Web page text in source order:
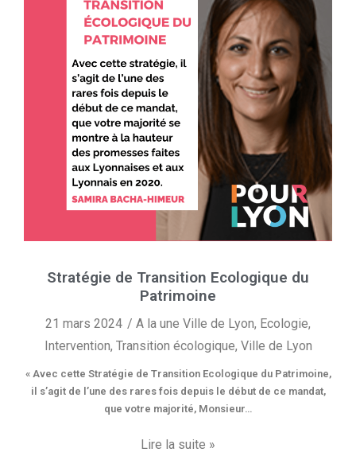
Stratégie de Transition Ecologique du
Patrimoine
21 mars 2024 A la une Ville de Lyon, Ecologie,
Intervention, Transition écologique, Ville de Lyon
« Avec cette Stratégie de Transition Ecologique du Patrimoine,
il s’agit de l’une des rares fois depuis le début de ce mandat,
que votre majorité, Monsieur…
Lire la suite »